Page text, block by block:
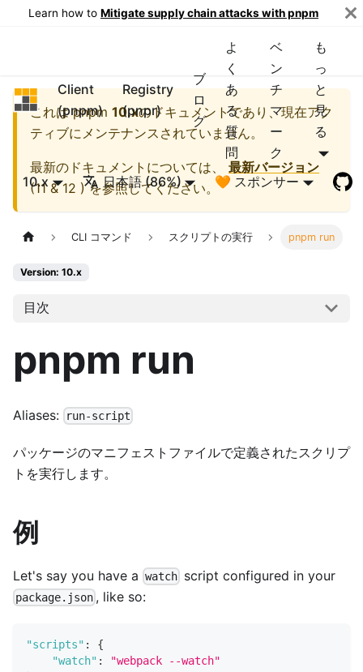
Learn how to Mitigate supply chain attacks with pnpm
pnpm
Client
(pnpm)
Registry
(pnpr)
ブ
ロ
グ
よ
く
あ
る
質
問
ベ
ン
チ
マ
ー
ク
も
っ
と
見
る
10.x 日本語 (86%) 🧡 スポンサー
これはpnpm 10.xのドキュメントであり、現在アク
ティブにメンテナンスされていません。
最新のドキュメントについては、 最新バージョン
(11 & 12 ) を参照してください。
CLI コマンド スクリプトの実行 pnpm run
Version: 10.x
目次
pnpm run
Aliases: run-script
パッケージのマニフェストファイルで定義されたスクリプ
トを実行します。
例
Let's say you have a watch script configured in your
package.json , like so:
"scripts" :
{
"watch" :
"webpack --watch"